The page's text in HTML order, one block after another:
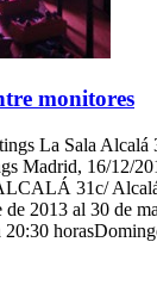
monitores
La Sala Alcalá
Madrid, 16/12/
31c/
2013 al 30 de
20:30